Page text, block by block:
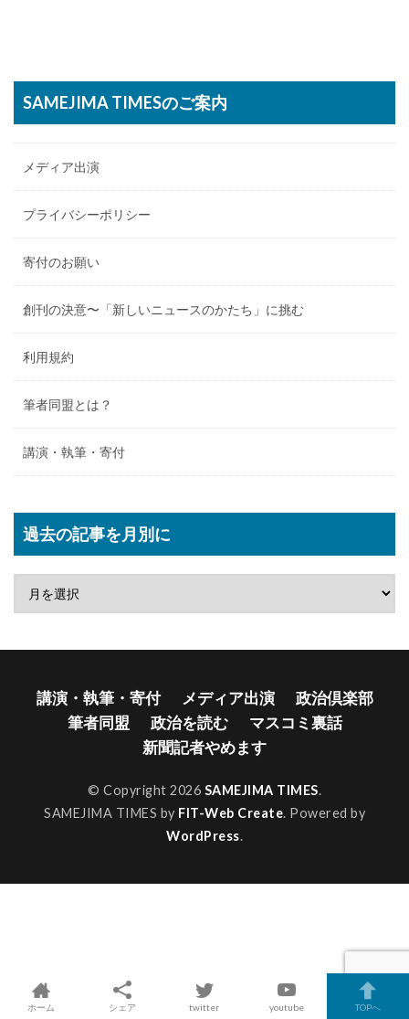
SAMEJIMA TIMESのご案内
メディア出演
プライバシーポリシー
寄付のお願い
創刊の決意〜「新しいニュースのかたち」に挑む
利用規約
筆者同盟とは？
講演・執筆・寄付
過去の記事を月別に
講演・執筆・寄付 メディア出演
政治倶楽部
筆者同盟
政治を読む
マスコミ裏話
新聞記者やめます
© Copyright 2026 SAMEJIMA TIMES.
SAMEJIMA TIMES by FIT-Web Create. Powered by
WordPress.
ホーム シェア twitter youtube TOPへ